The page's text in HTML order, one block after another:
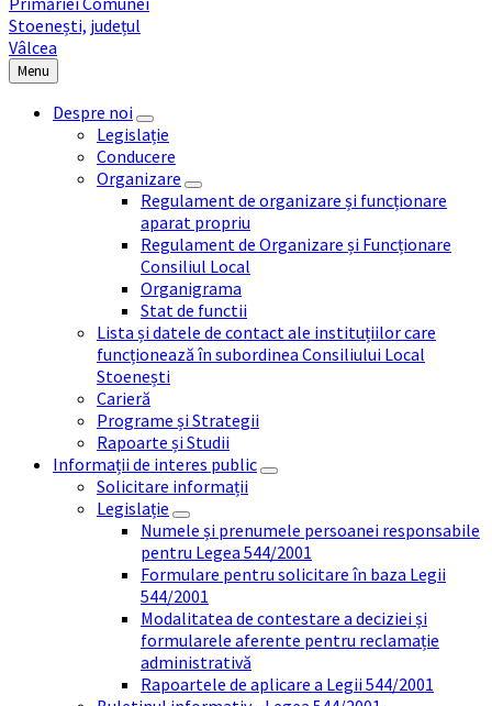
Menu
Despre noi
Legislație
Conducere
Organizare
Regulament de organizare și funcționare
aparat propriu
Regulament de Organizare și Funcționare
Consiliul Local
Organigrama
Stat de functii
Lista și datele de contact ale instituțiilor care
funcționează în subordinea Consiliului Local
Stoenești
Carieră
Programe și Strategii
Rapoarte și Studii
Informații de interes public
Solicitare informații
Legislație
Numele și prenumele persoanei responsabile
pentru Legea 544/2001
Formulare pentru solicitare în baza Legii
544/2001
Modalitatea de contestare a deciziei și
formularele aferente pentru reclamație
administrativă
Rapoartele de aplicare a Legii 544/2001